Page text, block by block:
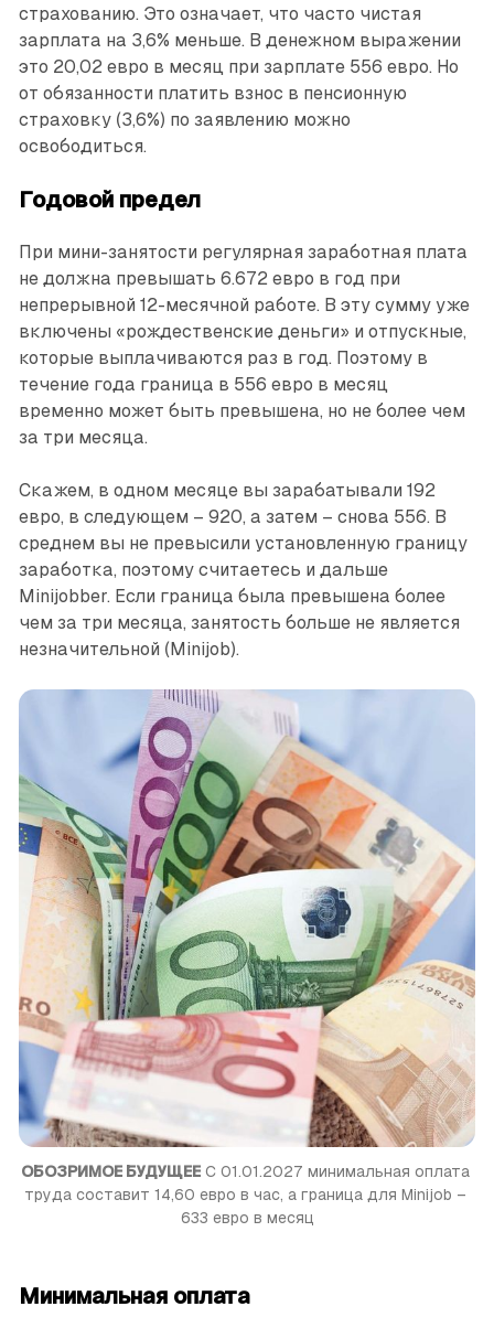
страхованию. Это означает, что часто чистая
зарплата на 3,6% меньше. В денежном выражении
это 20,02 евро в месяц при зарплате 556 евро. Но
от обязанности платить взнос в пенсионную
страховку (3,6%) по заявлению можно
освободиться.
Годовой предел
При мини-занятости регулярная заработная плата
не должна превышать 6.672 евро в год при
непрерывной 12-месячной работе. В эту сумму уже
включены «рождественские деньги» и отпускные,
которые выплачиваются раз в год. Поэтому в
течение года граница в 556 евро в месяц
временно может быть превышена, но не более чем
за три месяца.
Скажем, в одном месяце вы зарабатывали 192
евро, в следующем – 920, а затем – снова 556. В
среднем вы не превысили установленную границу
заработка, поэтому считаетесь и дальше
Minijobber. Если граница была превышена более
чем за три месяца, занятость больше не является
незначительной (Minijob).
ОБОЗРИМОЕ БУДУЩЕЕ С 01.01.2027 минимальная оплата
труда составит 14,60 евро в час, а граница для Minijob –
633 евро в месяц
Минимальная оплата